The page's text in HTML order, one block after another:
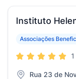
Instituto
Associações
Rua 23 de